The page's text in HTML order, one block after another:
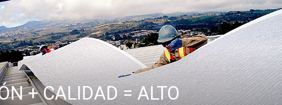
+ CALIDAD = ALTO